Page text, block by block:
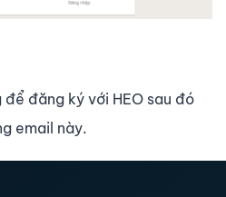
đăng ký với HEO sau đó
email này.